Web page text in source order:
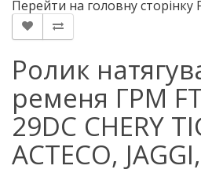
Перейти на головну сторінку
Ролик
ременя ГРМ
29DC CHERY
ACTECO,